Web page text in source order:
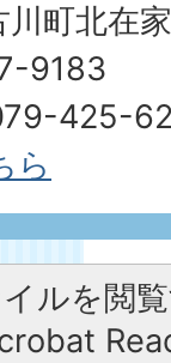
川町北在
9183
425-
ら
ルを閲